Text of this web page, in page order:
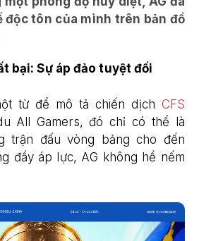
độc tôn của mình trên bản đồ
bại: Sự áp đảo tuyệt đối
từ để mô tả chiến dịch CFS
All Gamers, đó chỉ có thể là
trận đấu vòng bảng cho đến
đầy áp lực, AG không hề nếm